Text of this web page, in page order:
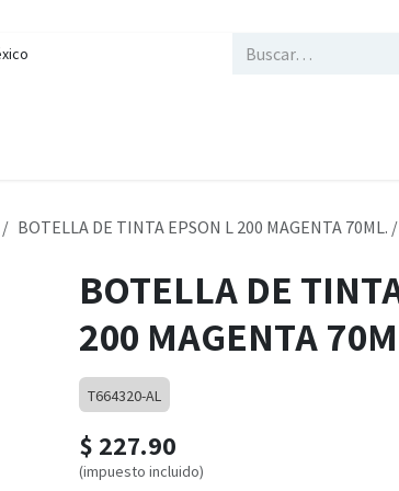
BOTELLA DE TINTA EPSON L 200 MAGENTA 70ML.
BOTELLA DE
200 MAGENTA
T664320-AL
$ 227.90
(impuesto incluido)